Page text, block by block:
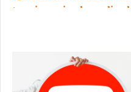
terminan siendo